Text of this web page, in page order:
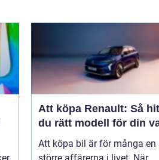
Att köpa Renault: Så
du rätt modell för din
Att köpa bil är för många en